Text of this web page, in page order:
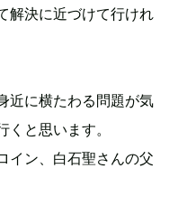
解決に近づけて行けれ
近に横たわる問題が気
と思います。
イン、白石聖さんの父